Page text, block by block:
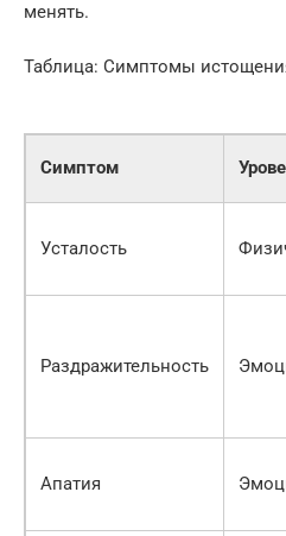
менять.
Таблица: Симптомы
Симптом
Усталость
Раздражительность
Апатия